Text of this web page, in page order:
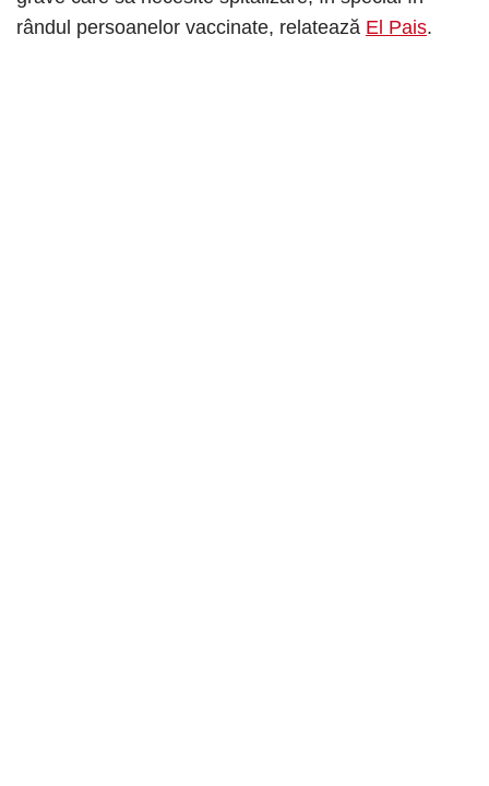
rândul persoanelor vaccinate, relatează El Pais.